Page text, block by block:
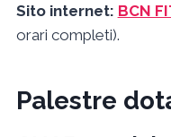
Sito internet: BCN
orari completi).
Palestre